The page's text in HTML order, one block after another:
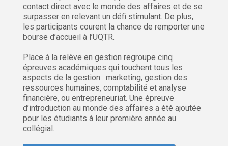
contact direct avec le monde des affaires et de se
surpasser en relevant un défi stimulant. De plus,
les participants courent la chance de remporter une
bourse d’accueil à l’UQTR.
Place à la relève en gestion regroupe cinq
épreuves académiques qui touchent tous les
aspects de la gestion : marketing, gestion des
ressources humaines, comptabilité et analyse
financière, ou entrepreneuriat. Une épreuve
d’introduction au monde des affaires a été ajoutée
pour les étudiants à leur première année au
collégial.